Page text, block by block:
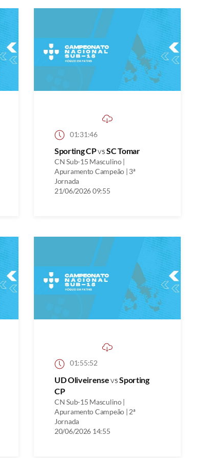
01:31:46
Sporting CPvsSC Tomar
CN Sub-15 Masculino |
Apuramento Campeão | 3ª
Jornada
21/06/2026 09:55
01:55:52
UD OliveirensevsSporting
CP
CN Sub-15 Masculino |
Apuramento Campeão | 2ª
Jornada
20/06/2026 14:55